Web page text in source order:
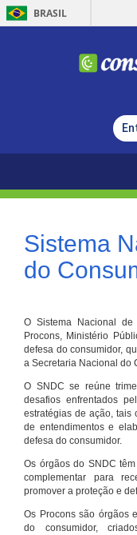
BRASIL
Sistema
do
O Sistema Nacional
Procons, Ministério
defesa do consumidor,
a Secretaria Nacional do
O SNDC se reúne
desafios enfrentados
estratégias de ação, tais
de entendimentos e
defesa do consumidor.
Os órgãos do SNDC
complementar para
promover a proteção e
Os Procons são órgãos
do consumidor,